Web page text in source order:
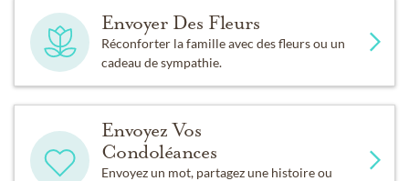
Envoyer Des Fleurs
Réconforter la famille avec des fleurs ou un
cadeau de sympathie.
Envoyez Vos
Condoléances
Envoyez un mot, partagez une histoire ou